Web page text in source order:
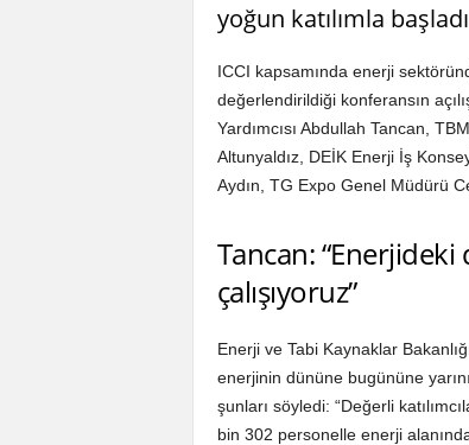
yoğun katılımla
ICCI kapsamında enerji
değerlendirildiği konferansın
Yardımcısı Abdullah Tancan,
Altunyaldız, DEİK Enerji İş
Aydın, TG Expo Genel Müdürü
Tancan: “Enerjideki
çalışıyoruz”
Enerji ve Tabi Kaynaklar
enerjinin dününe bugününe
şunları söyledi: “Değerli
bin 302 personelle enerji